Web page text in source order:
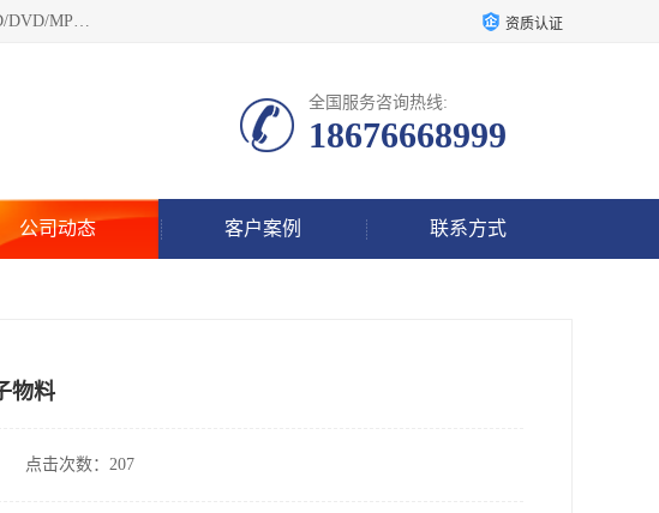
长期现金收购以下直插DIP,贴片SMD元器件:集成电路、二三极管、稳压管、 电解电容电阻电感、钽电容,可控硅、VCD/DVD/MP3激光头、红外发射接收、行管、 BGA芯片,霍尔元件、发光管、晶振,继电器,舌簧管舌簧继电器等各种电子元器件 , 量大量小不限!QQ9 联系电话谢先生 E-mail 资质认证
全国服务咨询热线:
18676668999
公司动态 客户案例 联系方式
物料
点击次数：207